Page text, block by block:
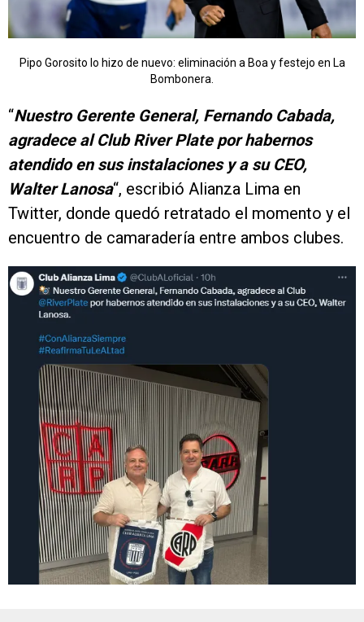
Pipo Gorosito lo hizo de nuevo: eliminación a Boa y festejo en La
Bombonera.
“Nuestro Gerente General, Fernando Cabada,
agradece al Club River Plate por habernos
atendido en sus instalaciones y a su CEO,
Walter Lanosa“, escribió Alianza Lima en
Twitter, donde quedó retratado el momento y el
encuentro de camaradería entre ambos clubes.